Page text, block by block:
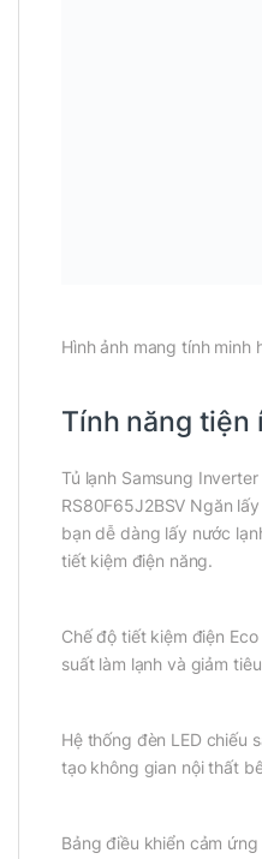
Hình ảnh mang tính minh
Tính năng
Tủ lạnh Samsung
RS80F65J2BSV Ngăn
bạn dễ dàng lấy nước
tiết kiệm điện năng.
Chế độ tiết kiệm điện
suất làm lạnh và giảm
Hệ thống đèn LED chiếu
tạo không gian nội thất
Bảng điều khiển cảm